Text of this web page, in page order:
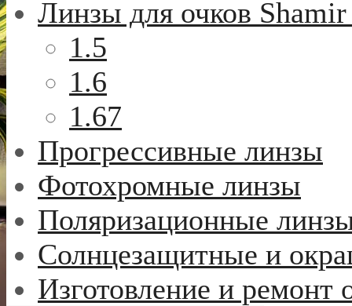
Линзы для очков
1.5
1.6
1.67
Прогрессивные линзы
Фотохромные линзы
Поляризационные
Солнцезащитные и
Изготовление и ремонт